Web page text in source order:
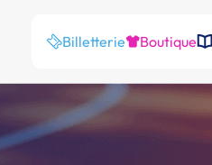
Billetterie Boutique